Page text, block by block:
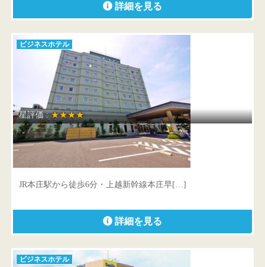
詳細を見る
ビジネスホテル
星評価 :★★★★
ホテルルートイン本庄駅南
埼玉県 本庄市駅南1-4-3
JR本庄駅から徒歩6分・上越新幹線本庄早[…]
詳細を見る
ビジネスホテル